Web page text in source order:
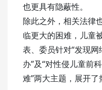
也更具有隐蔽性。
除此之外，相关法律
临更大的困难，儿童
表、委员针对“发现
办”及“对性侵儿童前
难”两大主题，展开了